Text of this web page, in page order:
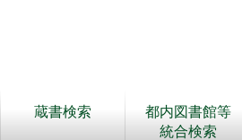
蔵書検索
都内図書館等
統合検索